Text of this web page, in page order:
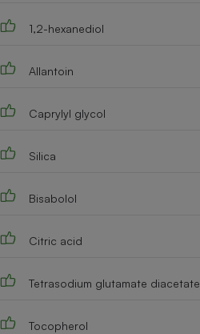
1,2-hexanediol
Allantoin
Caprylyl glycol
Silica
Bisabolol
Citric acid
Tetrasodium glutamate diacetate
Tocopherol